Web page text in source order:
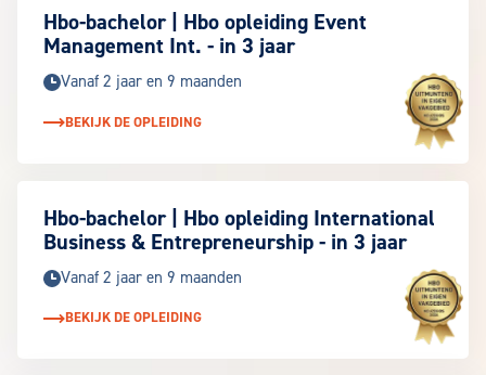
Hbo-bachelor | Hbo opleiding Event
Management Int. - in 3 jaar
Vanaf 2 jaar en 9 maanden
BEKIJK DE OPLEIDING
Keuzegids
Hbo-bachelor | Hbo opleiding International
Business & Entrepreneurship - in 3 jaar
Vanaf 2 jaar en 9 maanden
BEKIJK DE OPLEIDING
Keuzegids